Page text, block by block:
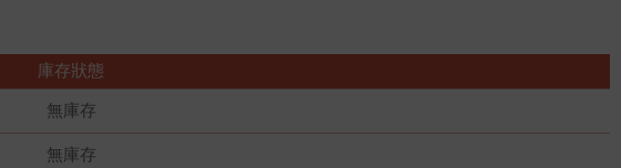
庫存狀態
無庫存
無庫存